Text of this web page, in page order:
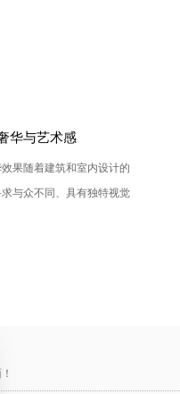
华与艺术感
果随着建筑和室内设计的
与众不同、具有独特视觉